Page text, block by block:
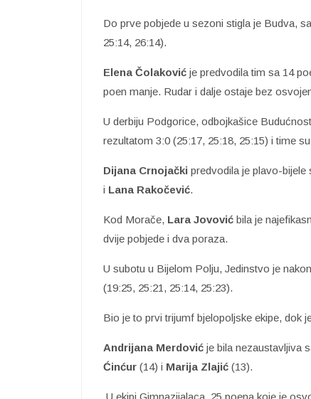
Do prve pobjede u sezoni stigla je Budva,
25:14, 26:14).
Elena Čolaković je predvodila tim sa 14
poen manje. Rudar i dalje ostaje bez
U derbiju Podgorice, odbojkašice
rezultatom 3:0 (25:17, 25:18, 25:15) i time
Dijana Crnojački predvodila je plavo-
i Lana Rakočević.
Kod Morače, Lara Jovović bila je
dvije pobjede i dva poraza.
U subotu u Bijelom Polju, Jedinstvo je
(19:25, 25:21, 25:14, 25:23).
Bio je to prvi trijumf bjelopoljske ekipe, dok
Andrijana Merdović je bila nezaustavljiva
Ćinćur (14) i Marija Zlajić (13).
U ekipi Gimnazijalaca, 25 poena koje je